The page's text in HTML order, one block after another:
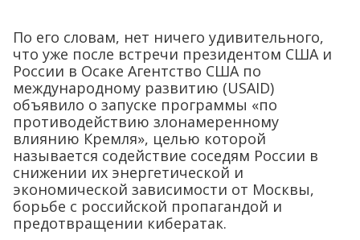
По его словам, нет ничего удивительного,
что уже после встречи президентом США и
России в Осаке Агентство США по
международному развитию (USAID)
объявило о запуске программы «по
противодействию злонамеренному
влиянию Кремля», целью которой
называется содействие соседям России в
снижении их энергетической и
экономической зависимости от Москвы,
борьбе с российской пропагандой и
предотвращении кибератак.